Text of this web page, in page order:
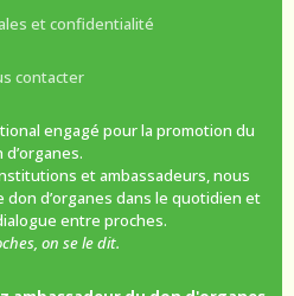
et confidentialité
contacter
engagé pour la promotion du
d’organes.
et ambassadeurs, nous
d’organes dans le quotidien et
entre proches.
on se le dit.